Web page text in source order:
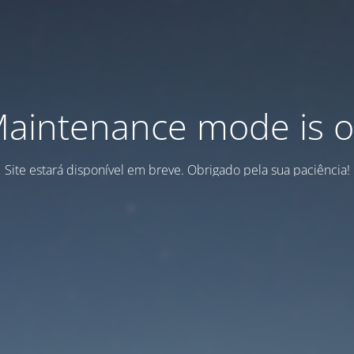
mode is
Site estará disponível em breve. Obrigado pela sua paciência!